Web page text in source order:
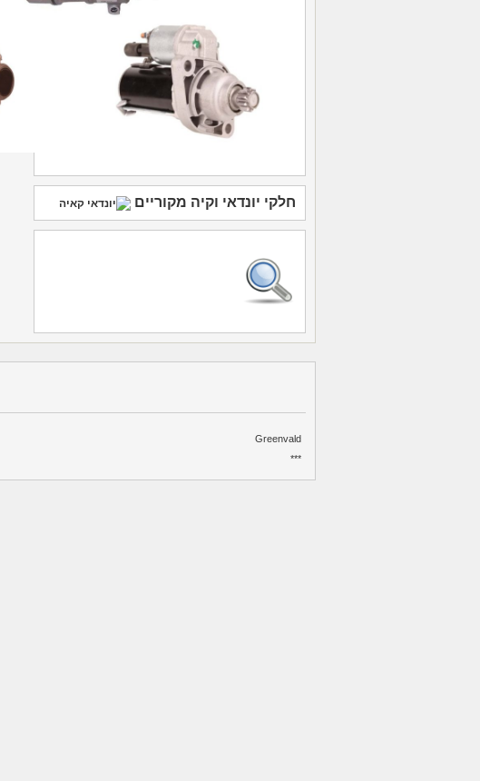
חלקי יונדאי וקיה מקוריים
Greenvald
***